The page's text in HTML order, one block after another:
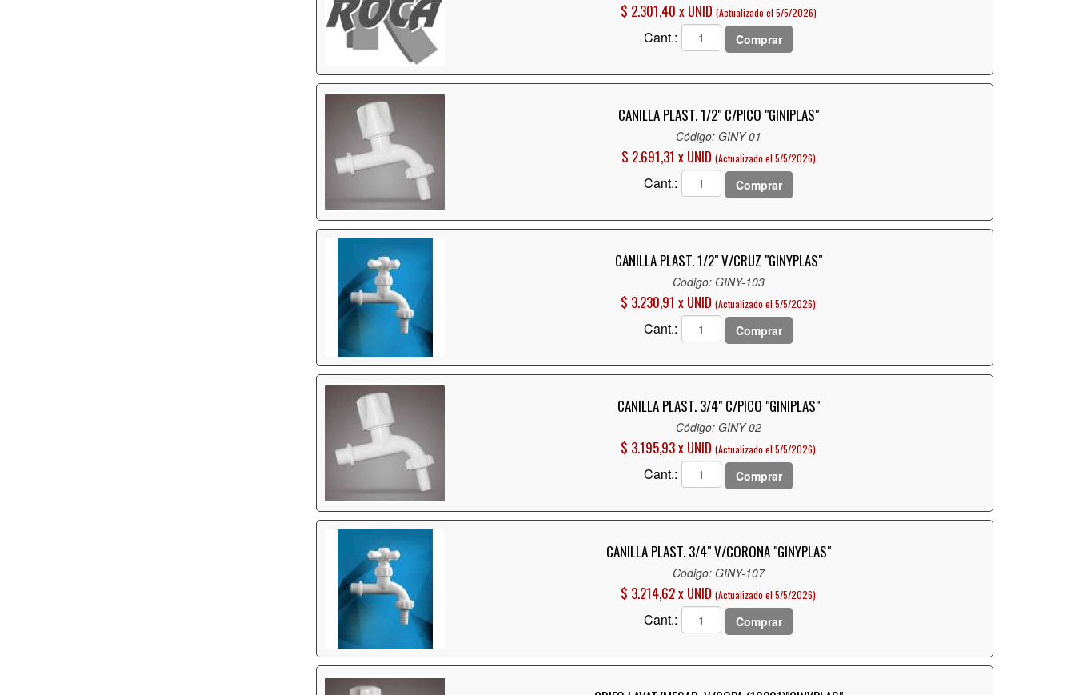
$ 2.301,40 x UNID (Actualizado el 5/5/2026)
Cant.: Comprar
CANILLA PLAST. 1/2" C/PICO "GINIPLAS"
Código: GINY-01
$ 2.691,31 x UNID (Actualizado el 5/5/2026)
Cant.: Comprar
CANILLA PLAST. 1/2" V/CRUZ "GINYPLAS"
Código: GINY-103
$ 3.230,91 x UNID (Actualizado el 5/5/2026)
Cant.: Comprar
CANILLA PLAST. 3/4" C/PICO "GINIPLAS"
Código: GINY-02
$ 3.195,93 x UNID (Actualizado el 5/5/2026)
Cant.: Comprar
CANILLA PLAST. 3/4" V/CORONA "GINYPLAS"
Código: GINY-107
$ 3.214,62 x UNID (Actualizado el 5/5/2026)
Cant.: Comprar